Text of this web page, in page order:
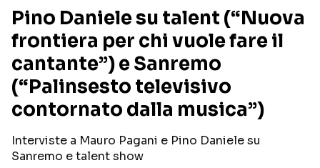
RECENSIONI MUSICALI
INTERVISTE
GOSSIP E CURIOSITÀ
TESTI CANZONI
TOUR ED EVENTI
TALENT SHOW
Pino Daniele su talent (“Nuova
frontiera per chi vuole fare il
cantante”) e Sanremo
(“Palinsesto televisivo
contornato dalla musica”)
Interviste a Mauro Pagani e Pino Daniele su
Sanremo e talent show